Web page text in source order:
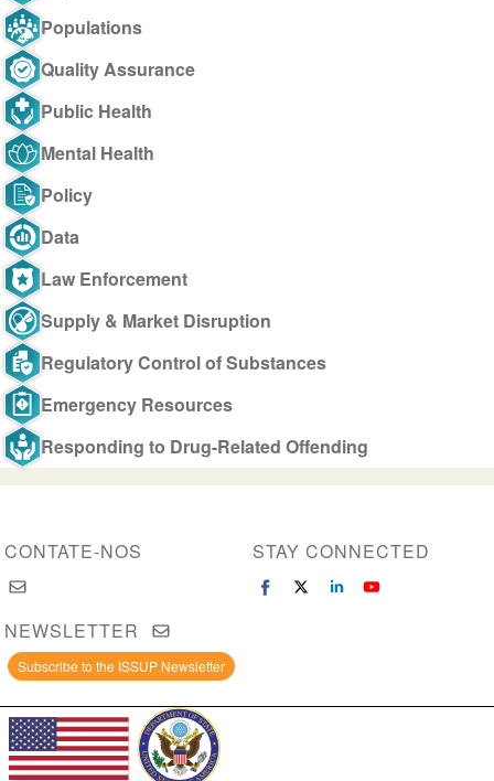
Populations
Quality Assurance
Public Health
Mental Health
Policy
Data
Law Enforcement
Supply & Market Disruption
Regulatory Control of Substances
Emergency Resources
Responding to Drug-Related Offending
CONTATE-NOS STAY CONNECTED
NEWSLETTER
Subscribe to the ISSUP Newsletter